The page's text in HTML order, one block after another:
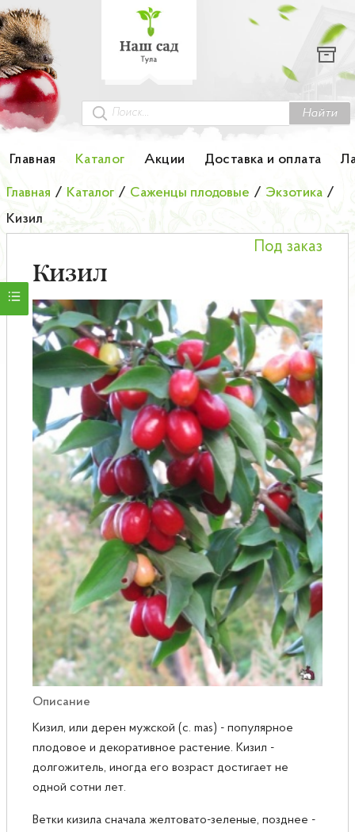
Найти
Главная Каталог Акции Доставка и оплата
Каталог
Гортензии
Грунты
Колоновидные деревья
Лук-севок
Малина
Мини-деревья
НОВИНКА Английские и Японские розы
Саженцы плодовые
Сирень
Главная / Каталог / Саженцы плодовые / Экзотика /
Кизил
Кизил
Под заказ
Описание
Кизил, или дерен мужской (с. mas) - популярное
плодовое и декоративное растение. Кизил -
долгожитель, иногда его возраст достигает не
одной сотни лет.
Ветки кизила сначала желтовато-зеленые, позднее -